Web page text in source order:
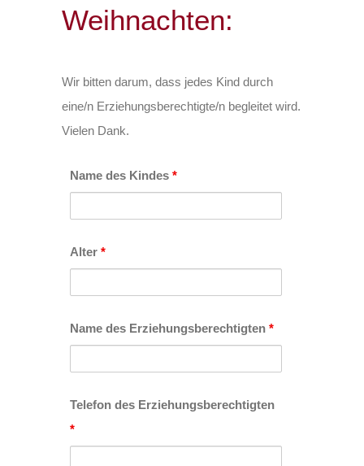
Weihnachten:
Wir bitten darum, dass jedes Kind durch
eine/n Erziehungsberechtigte/n begleitet wird.
Vielen Dank.
Name des Kindes*
Alter*
Name des Erziehungsberechtigten*
Telefon des Erziehungsberechtigten
*